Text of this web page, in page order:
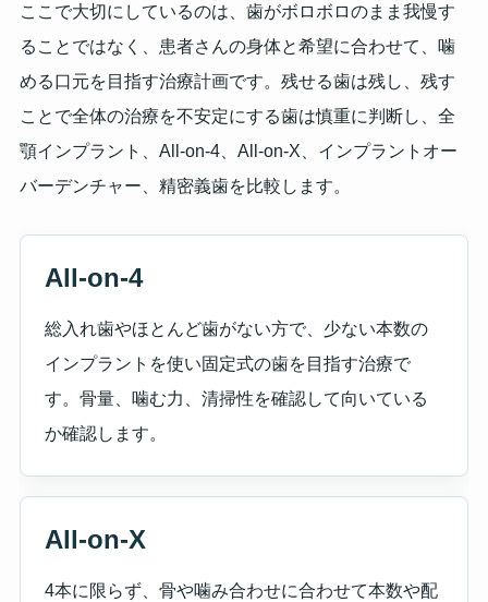
ここで大切にしているのは、歯がボロボロのまま我慢す
ることではなく、患者さんの身体と希望に合わせて、噛
める口元を目指す治療計画です。残せる歯は残し、残す
ことで全体の治療を不安定にする歯は慎重に判断し、全
顎インプラント、All-on-4、All-on-X、インプラントオー
バーデンチャー、精密義歯を比較します。
All-on-4
総入れ歯やほとんど歯がない方で、少ない本数の
インプラントを使い固定式の歯を目指す治療で
す。骨量、噛む力、清掃性を確認して向いている
か確認します。
All-on-X
4本に限らず、骨や噛み合わせに合わせて本数や配